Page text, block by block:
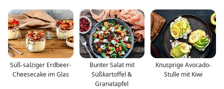
Süß-salziger Erdbeer-
Cheesecake im Glas
Bunter Salat mit
Süßkartoffel &
Granatapfel
Knusprige Avocado-
Stulle mit Kiwi